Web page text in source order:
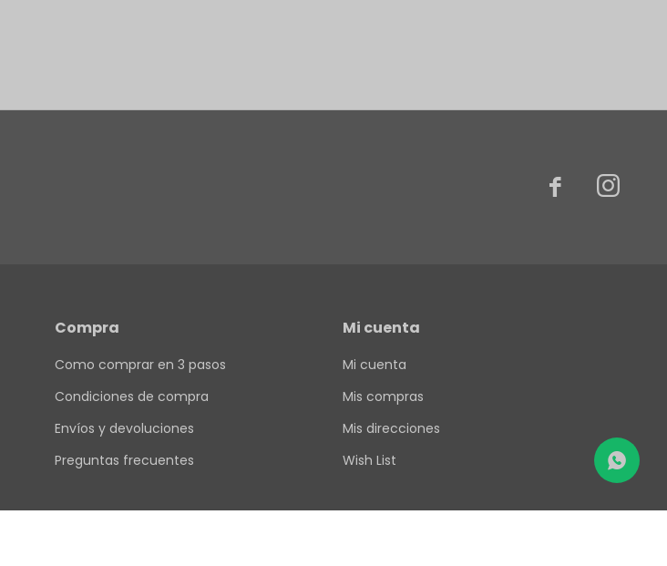
 
Compra
Como comprar en 3 pasos
Condiciones de compra
Envíos y devoluciones
Preguntas frecuentes
Mi cuenta
Mi cuenta
Mis compras
Mis direcciones
Wish List